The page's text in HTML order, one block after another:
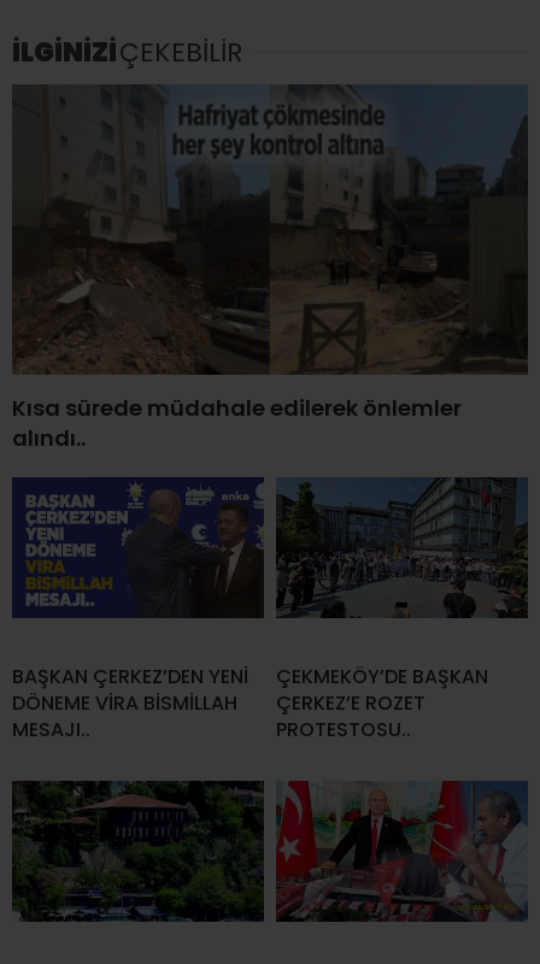
İLGİNİZİÇEKEBİLİR
Kısa sürede müdahale edilerek önlemler
alındı..
BAŞKAN ÇERKEZ’DEN YENİ
DÖNEME VİRA BİSMİLLAH
MESAJI..
ÇEKMEKÖY’DE BAŞKAN
ÇERKEZ’E ROZET
PROTESTOSU..